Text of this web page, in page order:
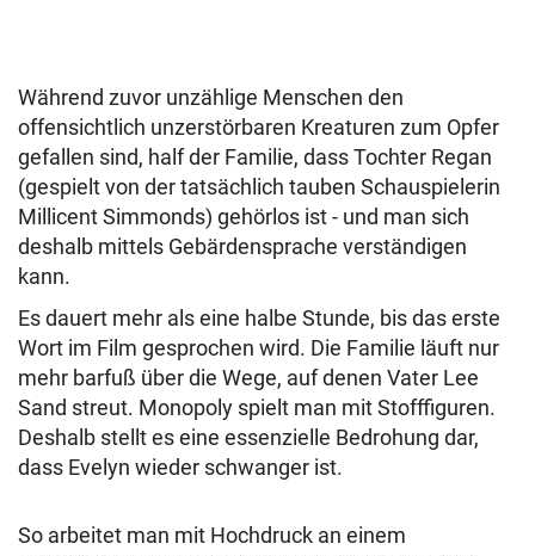
Während zuvor unzählige Menschen den
offensichtlich unzerstörbaren Kreaturen zum Opfer
gefallen sind, half der Familie, dass Tochter Regan
(gespielt von der tatsächlich tauben Schauspielerin
Millicent Simmonds) gehörlos ist - und man sich
deshalb mittels Gebärdensprache verständigen
kann.
Es dauert mehr als eine halbe Stunde, bis das erste
Wort im Film gesprochen wird. Die Familie läuft nur
mehr barfuß über die Wege, auf denen Vater Lee
Sand streut. Monopoly spielt man mit Stofffiguren.
Deshalb stellt es eine essenzielle Bedrohung dar,
dass Evelyn wieder schwanger ist.
So arbeitet man mit Hochdruck an einem